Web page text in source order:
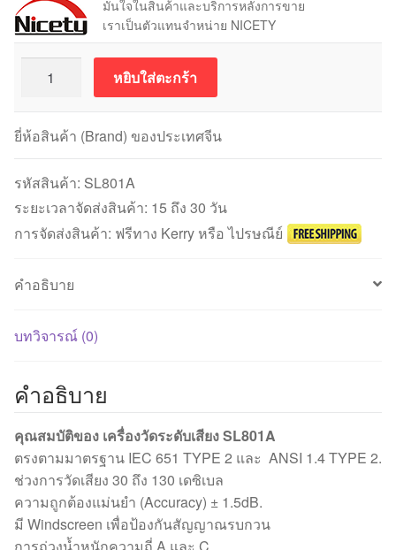
มั่นใจในสินค้าและบริการหลังการขาย
เราเป็นตัวแทนจำหน่าย NICETY
เครื่อง
วัด
ระดับ
เสียง
SL801A
Sound
Level
Meter
หยิบใส่ตะกร้า
ยี่ห้อสินค้า (Brand) ของประเทศจีน
รหัสสินค้า: SL801A
ระยะเวลาจัดส่งสินค้า: 15 ถึง 30 วัน
การจัดส่งสินค้า: ฟรีทาง Kerry หรือ ไปรษณีย์
คำอธิบาย
บทวิจารณ์ (0)
คำอธิบาย
คุณสมบัติของ เครื่องวัดระดับเสียง SL801A
ตรงตามมาตรฐาน IEC 651 TYPE 2 และ ANSI 1.4 TYPE 2.
ช่วงการวัดเสียง 30 ถึง 130 เดซิเบล
ความถูกต้องแม่นยำ (Accuracy) ± 1.5dB.
มี Windscreen เพื่อป้องกันสัญญาณรบกวน
การถ่วงน้ำหนักความถี่ A และ C